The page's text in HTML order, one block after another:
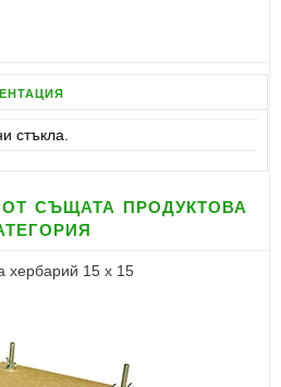
стъкла.
същата продуктова
хербарий 15 х 15